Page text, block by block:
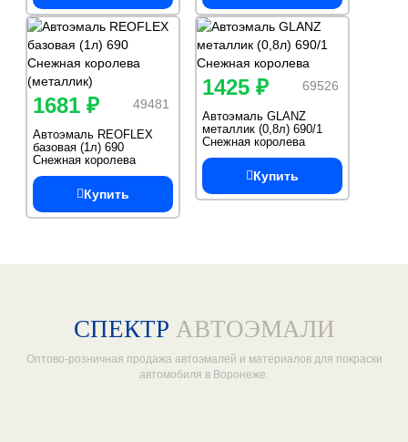
49481
1681 ₽
Автоэмаль REOFLEX
базовая (1л) 690
Снежная королева
(металлик)
Купить
69526
1425 ₽
Автоэмаль GLANZ
металлик (0,8л) 690/1
Снежная королева
Купить
СПЕКТР АВТОЭМАЛИ
Оптово-розничная продажа автоэмалей и материалов для покраски
автомобиля в Воронеже.